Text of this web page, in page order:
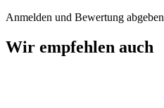
Anmelden und Bewertung abgeben
Wir empfehlen auch